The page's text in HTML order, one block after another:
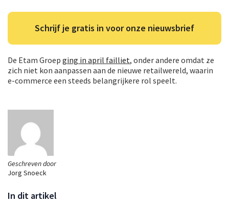
Geschreven door
Jorg Snoeck
In dit artikel
Schrijf je gratis in voor onze nieuwsbrief
De Etam Groep ging in april failliet, onder andere omdat ze
zich niet kon aanpassen aan de nieuwe retailwereld, waarin
e-commerce een steeds belangrijkere rol speelt.